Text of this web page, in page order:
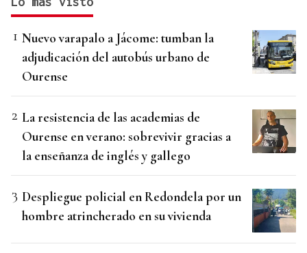
Nuevo varapalo a Jácome: tumban la
adjudicación del autobús urbano de
Ourense
La resistencia de las academias de
Ourense en verano: sobrevivir gracias a
la enseñanza de inglés y gallego
Despliegue policial en Redondela por un
hombre atrincherado en su vivienda